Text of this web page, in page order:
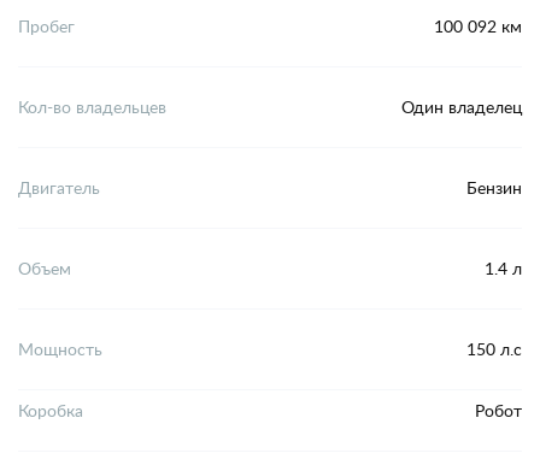
Пробег 100 092 км
Кол-во владельцев Один владелец
Двигатель Бензин
Объем 1.4 л
Мощность 150 л.с
Коробка Робот